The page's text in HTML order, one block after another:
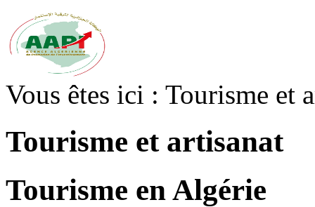
Vous êtes ici : Tourisme et
Tourisme et artisanat
Tourisme en Algérie